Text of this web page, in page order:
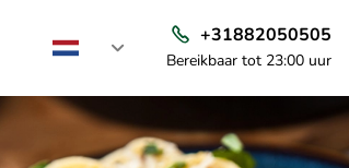
+31882050505
Bereikbaar tot 23:00 uur